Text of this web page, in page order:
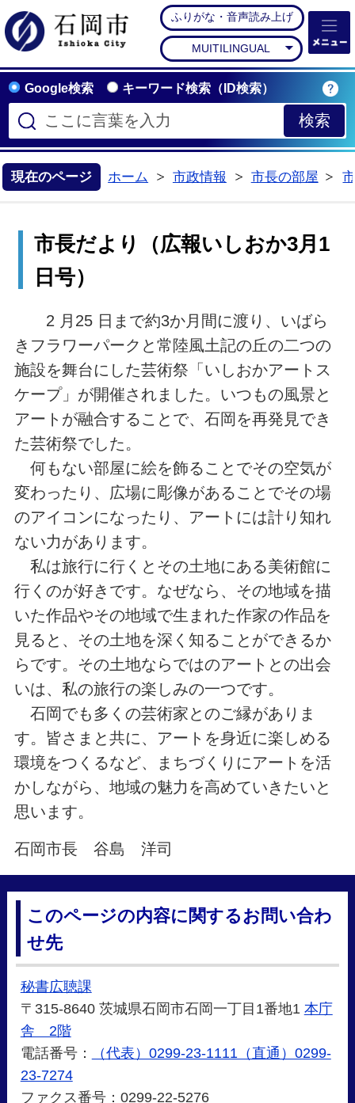
石岡市公式ホームペー
ふりがな・音声読み上げ
MUITILINGUAL
Google検索 キーワード検索（ID検索）
現在のページ ホーム
市政情報
市長の部屋
市長だより（広報いしおか3月1
日号）
2 月25 日まで約3か月間に渡り、いばら
きフラワーパークと常陸風土記の丘の二つの
施設を舞台にした芸術祭「いしおかアートス
ケープ」が開催されました。いつもの風景と
アートが融合することで、石岡を再発見でき
た芸術祭でした。
何もない部屋に絵を飾ることでその空気が
変わったり、広場に彫像があることでその場
のアイコンになったり、アートには計り知れ
ない力があります。
私は旅行に行くとその土地にある美術館に
行くのが好きです。なぜなら、その地域を描
いた作品やその地域で生まれた作家の作品を
見ると、その土地を深く知ることができるか
らです。その土地ならではのアートとの出会
いは、私の旅行の楽しみの一つです。
石岡でも多くの芸術家とのご縁がありま
す。皆さまと共に、アートを身近に楽しめる
環境をつくるなど、まちづくりにアートを活
かしながら、地域の魅力を高めていきたいと
思います。
石岡市長 谷島 洋司
このページの内容に関するお問い合わ
せ先
秘書広聴課
〒315-8640 茨城県石岡市石岡一丁目1番地1 本庁
舎 2階
電話番号：
（代表）0299-23-1111（直通）0299-
23-7274
ファクス番号：0299-22-5276